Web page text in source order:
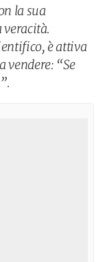
la sua
veracità.
è attiva
vendere: “Se